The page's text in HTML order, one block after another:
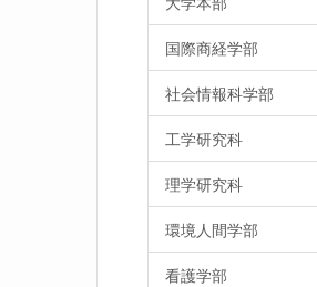
国際商経学部
社会情報科学部
工学研究科
理学研究科
環境人間学部
看護学部